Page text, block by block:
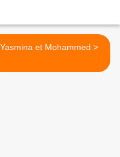
Yasmina et Mohammed >